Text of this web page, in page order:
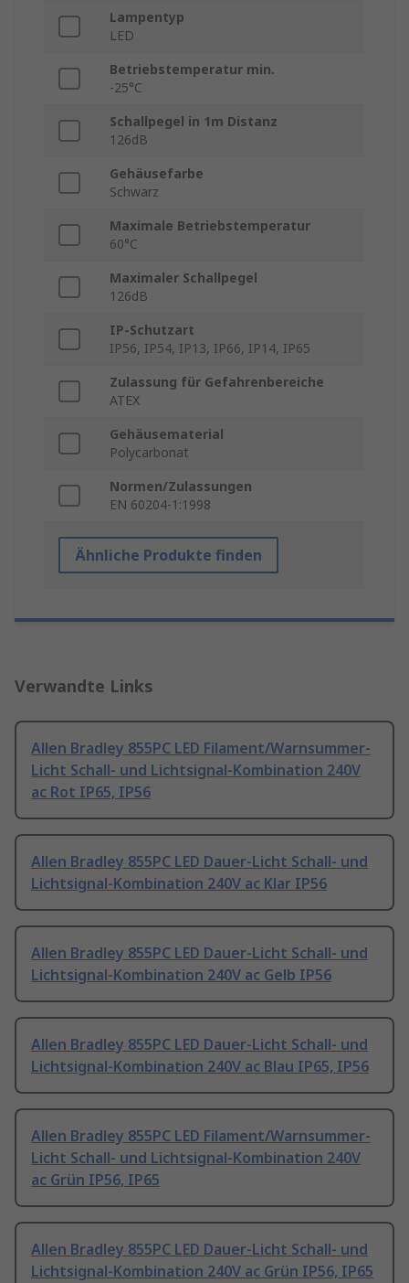
Lampentyp
LED
Betriebstemperatur min.
-25°C
Schallpegel in 1m Distanz
126dB
Gehäusefarbe
Schwarz
Maximale Betriebstemperatur
60°C
Maximaler Schallpegel
126dB
IP-Schutzart
IP56, IP54, IP13, IP66, IP14, IP65
Zulassung für Gefahrenbereiche
ATEX
Gehäusematerial
Polycarbonat
Normen/Zulassungen
EN 60204-1:1998
Ähnliche Produkte finden
Verwandte Links
Allen Bradley 855PC LED Filament/Warnsummer-
Licht Schall- und Lichtsignal-Kombination 240V
ac Rot IP65, IP56
Allen Bradley 855PC LED Dauer-Licht Schall- und
Lichtsignal-Kombination 240V ac Klar IP56
Allen Bradley 855PC LED Dauer-Licht Schall- und
Lichtsignal-Kombination 240V ac Gelb IP56
Allen Bradley 855PC LED Dauer-Licht Schall- und
Lichtsignal-Kombination 240V ac Blau IP65, IP56
Allen Bradley 855PC LED Filament/Warnsummer-
Licht Schall- und Lichtsignal-Kombination 240V
ac Grün IP56, IP65
Allen Bradley 855PC LED Dauer-Licht Schall- und
Lichtsignal-Kombination 240V ac Grün IP56, IP65